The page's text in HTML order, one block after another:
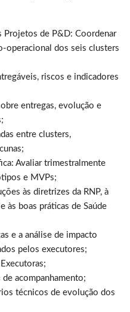
Projetos de P&D: Coordenar
operacional dos seis clusters
riscos e indicadores
entregas, evolução e
entre clusters,
Avaliar trimestralmente
e MVPs;
às diretrizes da RNP, à
às boas práticas de Saúde
e a análise de impacto
pelos executores;
acompanhamento;
técnicos de evolução dos